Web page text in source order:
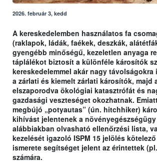
2026. február 3, kedd
A kereskedelemben használatos fa
(raklapok, ládák, faékek, deszkák,
gyengébb minőségű, kezeletlen anyaga
táplálékot biztosít a különféle károsítók
kereskedelemmel akár nagy
a zárlati és kiemelt zárlati károsítók, majd
elszaporodva ökológiai katasztrófát és
gazdasági veszteséget okozhatnak.
megbújó „potyautas” (ún. hitchhiker)
kihívást jelentenek a növényegészségügy
alábbiakban olvasható ellenőrzési lista,
kezelését igazoló ISPM 15 jelölés
ismerete segítséget jelent az érintettek
számára.